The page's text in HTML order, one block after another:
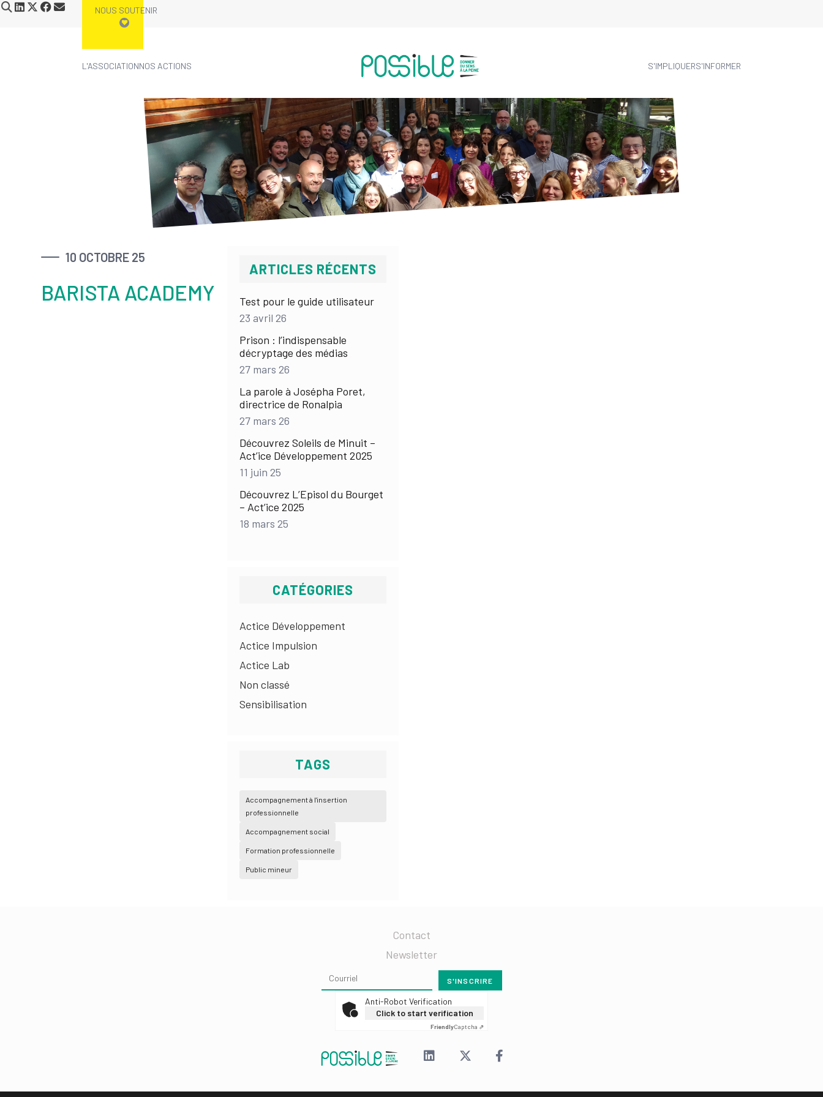
NOUS SOUTENIR
L'ASSOCIATIONNOS ACTIONS S'IMPLIQUERS'INFORMER
10 OCTOBRE 25
BARISTA ACADEMY
ARTICLES RÉCENTS
Test pour le guide utilisateur
23 avril 26
Prison : l’indispensable
décryptage des médias
27 mars 26
La parole à Josépha Poret,
directrice de Ronalpia
27 mars 26
Découvrez Soleils de Minuit –
Act’ice Développement 2025
11 juin 25
Découvrez L’Episol du Bourget
– Act’ice 2025
18 mars 25
CATÉGORIES
Actice Développement
Actice Impulsion
Actice Lab
Non classé
Sensibilisation
TAGS
Accompagnement à l'insertion
professionnelle
Accompagnement social
Formation professionnelle
Public mineur
Contact
Newsletter
Anti-Robot Verification
Click to start verification
FriendlyCaptcha ⇗